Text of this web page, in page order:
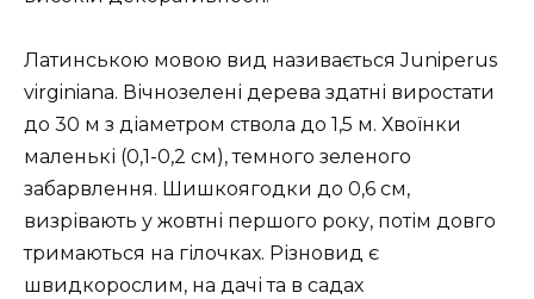
Латинською мовою вид називається Juniperus
virginiana. Вічнозелені дерева здатні виростати
до 30 м з діаметром ствола до 1,5 м. Хвоїнки
маленькі (0,1-0,2 см), темного зеленого
забарвлення. Шишкоягодки до 0,6 см,
визрівають у жовтні першого року, потім довго
тримаються на гілочках. Різновид є
швидкорослим, на дачі та в садах